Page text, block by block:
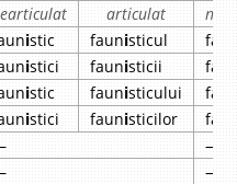
articulat
istic faunisticul
istici faunisticii
istic faunisticului
istici faunisticilor
—
—